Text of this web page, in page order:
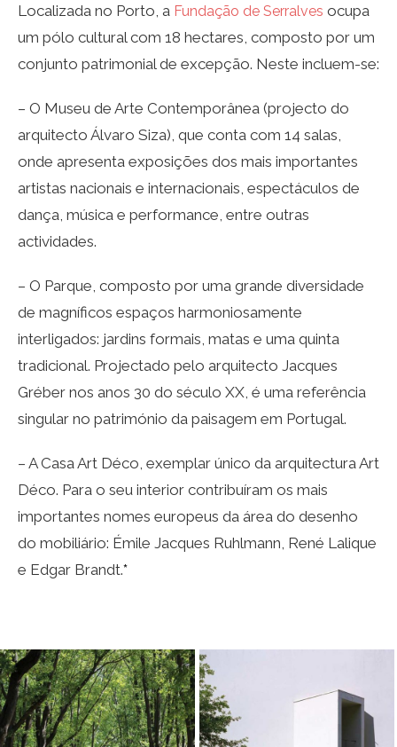
Localizada no Porto, a Fundação de Serralves ocupa
um pólo cultural com 18 hectares, composto por um
conjunto patrimonial de excepção. Neste incluem-se:
– O Museu de Arte Contemporânea (projecto do
arquitecto Álvaro Siza), que conta com 14 salas,
onde apresenta exposições dos mais importantes
artistas nacionais e internacionais, espectáculos de
dança, música e performance, entre outras
actividades.
– O Parque, composto por uma grande diversidade
de magníficos espaços harmoniosamente
interligados: jardins formais, matas e uma quinta
tradicional. Projectado pelo arquitecto Jacques
Gréber nos anos 30 do século XX, é uma referência
singular no património da paisagem em Portugal.
– A Casa Art Déco, exemplar único da arquitectura Art
Déco. Para o seu interior contribuíram os mais
importantes nomes europeus da área do desenho
do mobiliário: Émile Jacques Ruhlmann, René Lalique
e Edgar Brandt.*